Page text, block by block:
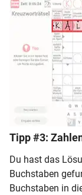
Tipp #3:
Du hast das
Buchstaben
Buchstaben in